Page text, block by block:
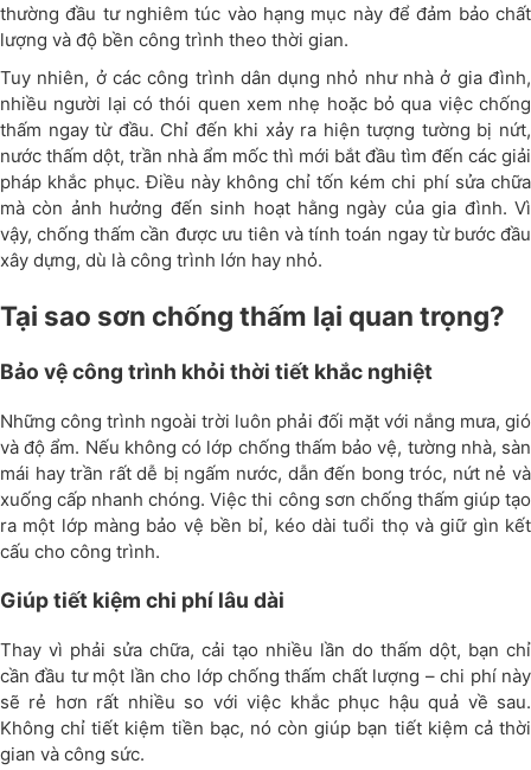
thường đầu tư nghiêm túc vào hạng mục này để đảm bảo chất
lượng và độ bền công trình theo thời gian.
Tuy nhiên, ở các công trình dân dụng nhỏ như nhà ở gia đình,
nhiều người lại có thói quen xem nhẹ hoặc bỏ qua việc chống
thấm ngay từ đầu. Chỉ đến khi xảy ra hiện tượng tường bị nứt,
nước thấm dột, trần nhà ẩm mốc thì mới bắt đầu tìm đến các giải
pháp khắc phục. Điều này không chỉ tốn kém chi phí sửa chữa
mà còn ảnh hưởng đến sinh hoạt hằng ngày của gia đình. Vì
vậy, chống thấm cần được ưu tiên và tính toán ngay từ bước đầu
xây dựng, dù là công trình lớn hay nhỏ.
Tại sao sơn chống thấm lại quan trọng?
Bảo vệ công trình khỏi thời tiết khắc nghiệt
Những công trình ngoài trời luôn phải đối mặt với nắng mưa, gió
và độ ẩm. Nếu không có lớp chống thấm bảo vệ, tường nhà, sàn
mái hay trần rất dễ bị ngấm nước, dẫn đến bong tróc, nứt nẻ và
xuống cấp nhanh chóng. Việc thi công sơn chống thấm giúp tạo
ra một lớp màng bảo vệ bền bỉ, kéo dài tuổi thọ và giữ gìn kết
cấu cho công trình.
Giúp tiết kiệm chi phí lâu dài
Thay vì phải sửa chữa, cải tạo nhiều lần do thấm dột, bạn chỉ
cần đầu tư một lần cho lớp chống thấm chất lượng – chi phí này
sẽ rẻ hơn rất nhiều so với việc khắc phục hậu quả về sau.
Không chỉ tiết kiệm tiền bạc, nó còn giúp bạn tiết kiệm cả thời
gian và công sức.